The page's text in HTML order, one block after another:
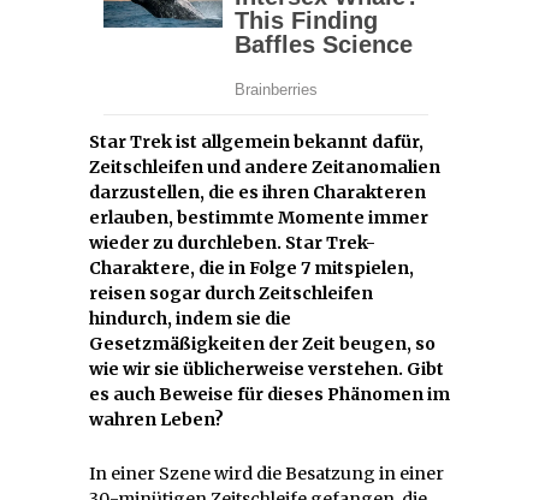
Star Trek ist allgemein bekannt dafür,
Zeitschleifen und andere Zeitanomalien
darzustellen, die es ihren Charakteren
erlauben, bestimmte Momente immer
wieder zu durchleben. Star Trek-
Charaktere, die in Folge 7 mitspielen,
reisen sogar durch Zeitschleifen
hindurch, indem sie die
Gesetzmäßigkeiten der Zeit beugen, so
wie wir sie üblicherweise verstehen. Gibt
es auch Beweise für dieses Phänomen im
wahren Leben?
In einer Szene wird die Besatzung in einer